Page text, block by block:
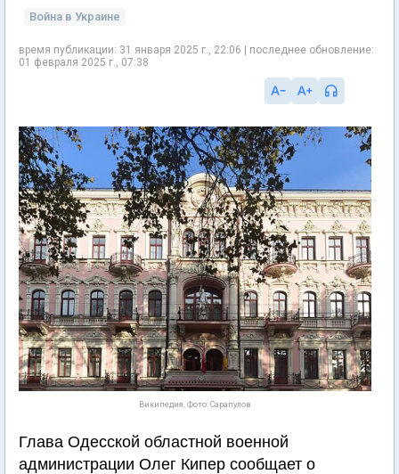
Война в Украине
время публикации: 31 января 2025 г., 22:06 | последнее обновление:
01 февраля 2025 г., 07:38
Википедия. Фото: Сарапулов
Глава Одесской областной военной
администрации Олег Кипер сообщает о